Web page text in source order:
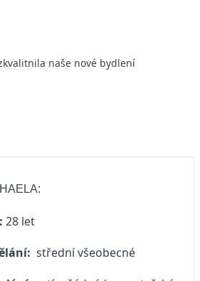
naše nové bydlení
28 let
střední všeobecné